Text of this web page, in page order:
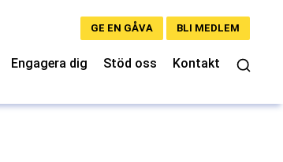
BLI MEDLEM
GE EN GÅVA
Engagera dig Stöd oss Kontakt